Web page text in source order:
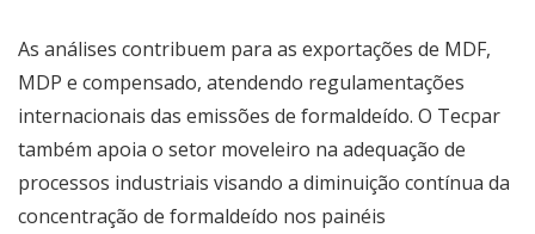
As análises contribuem para as exportações de MDF,
MDP e compensado, atendendo regulamentações
internacionais das emissões de formaldeído. O Tecpar
também apoia o setor moveleiro na adequação de
processos industriais visando a diminuição contínua da
concentração de formaldeído nos painéis